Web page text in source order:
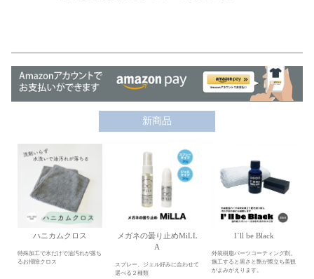
新商品
ハニカムクロス
特殊加工で水だけで油汚れが落ち
るお掃除クロス
メガネの曇り止めMiLL
A
スプレー、ジェル好みに合わせて
選べる２種類
I`ll be Black
外装樹脂パーツコーティング剤。
施工すると黒さと艶が際立ち美観
がよみがえります。